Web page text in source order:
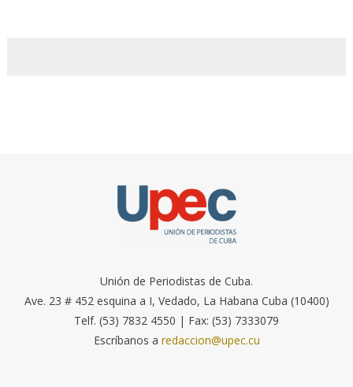
Unión de Periodistas de Cuba.
Ave. 23 # 452 esquina a I, Vedado, La Habana Cuba (10400)
Telf. (53) 7832 4550 | Fax: (53) 7333079
Escríbanos a redaccion@upec.cu